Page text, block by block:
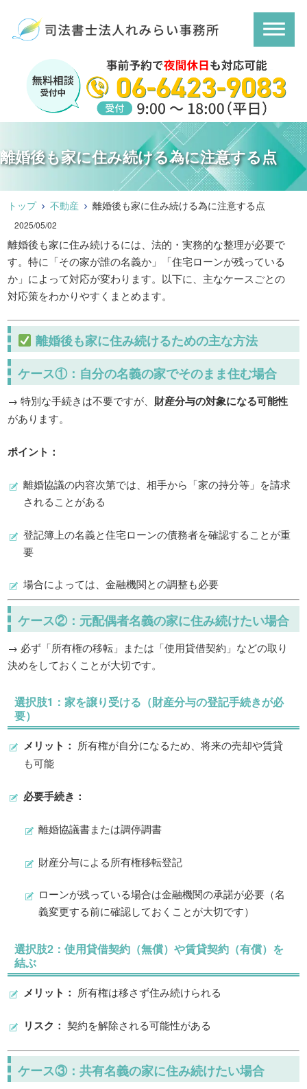
離婚後も家に住み続ける為に注意する点
トップ 不動産 離婚後も家に住み続ける為に注意する点
2025/05/02
離婚後も家に住み続けるには、法的・実務的な整理が必要で
す。特に「その家が誰の名義か」「住宅ローンが残っている
か」によって対応が変わります。以下に、主なケースごとの
対応策をわかりやすくまとめます。
離婚後も家に住み続けるための主な方法
ケース①： 自分の名義の家でそのまま住む場合
→ 特別な手続きは不要ですが、 財産分与の対象になる可能性
があります。
ポイント：
離婚協議の内容次第では、相手から「家の持分等」を請求
されることがある
登記簿上の名義と住宅ローンの債務者を確認することが重
要
場合によっては、金融機関との調整も必要
ケース②： 元配偶者名義の家に住み続けたい場合
→ 必ず「所有権の移転」または「使用貸借契約」などの取り
決めをしておくことが大切です。
選択肢1：家を譲り受ける（財産分与の登記手続きが必
要）
メリット： 所有権が自分になるため、将来の売却や賃貸
も可能
必要手続き：
離婚協議書または調停調書
財産分与による所有権移転登記
ローンが残っている場合は金融機関の承諾が必要（名
義変更する前に確認しておくことが大切です）
選択肢2：使用貸借契約（無償）や賃貸契約（有償）を
結ぶ
メリット： 所有権は移さず住み続けられる
リスク： 契約を解除される可能性がある
ケース③：共有名義の家に住み続けたい場合